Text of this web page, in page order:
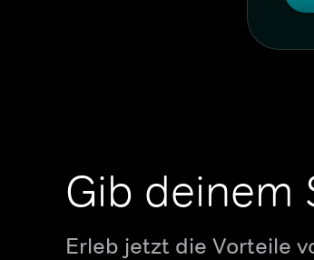
Gib deinem
Erleb jetzt die Vorteile